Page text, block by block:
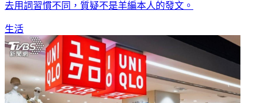
去用詞習慣不同，質疑不是羊編本人的發文。
生活